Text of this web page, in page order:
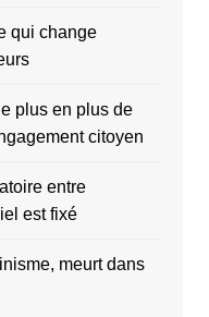
qui change
plus en plus de
citoyen
entre
est fixé
meurt dans